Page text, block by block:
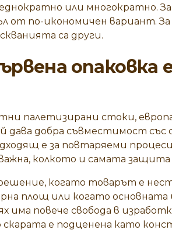
или многократно.
от по-икономичен вариант.
са други.
опаковка
палетизирани стоки,
дава добра съвместимост със
е за повтаряеми
колкото и самата защита
когато товарът е
площ или когато
има повече свобода в
скарата е подценена като